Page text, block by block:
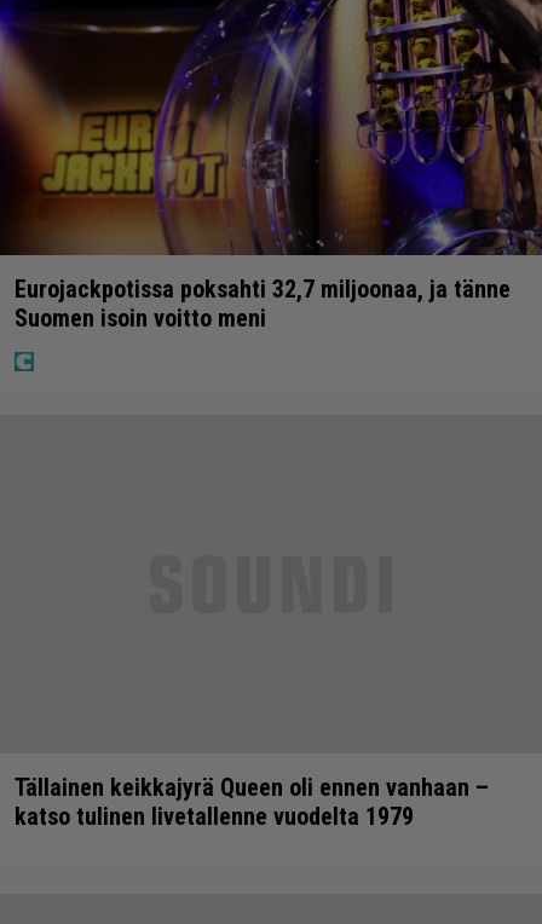
Eurojackpotissa poksahti 32,7 miljoonaa, ja tänne
Suomen isoin voitto meni
Tällainen keikkajyrä Queen oli ennen vanhaan –
katso tulinen livetallenne vuodelta 1979